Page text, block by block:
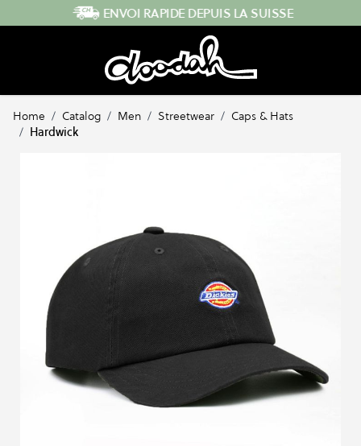
Skip to Content ENVOI RAPIDE DEPUIS LA SUISSE
Home / Catalog / Men / Streetwear / Caps & Hats
/ Hardwick